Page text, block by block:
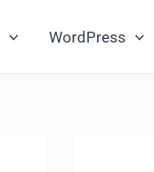
WordPress